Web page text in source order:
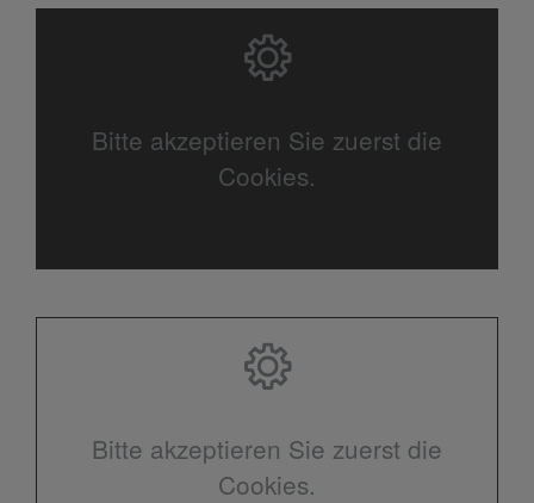
Bitte akzeptieren Sie zuerst die
Cookies.
Bitte akzeptieren Sie zuerst die
Cookies.